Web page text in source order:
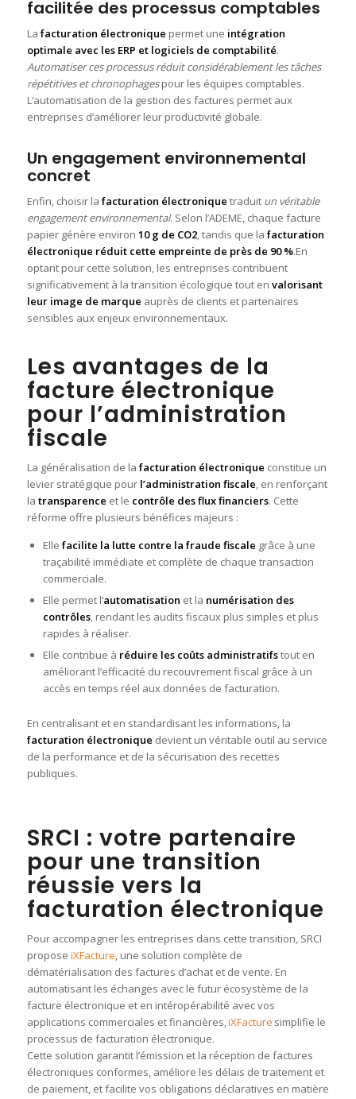
facilitée des processus comptables
La facturation électronique permet une intégration
optimale avec les ERP et logiciels de comptabilité.
Automatiser ces processus réduit considérablement les tâches
répétitives et chronophagespour les équipes comptables.
L’automatisation de la gestion des factures permet aux
entreprises d’améliorer leur productivité globale.
Un engagement environnemental
concret
Enfin, choisir la facturation électronique traduit un véritable
engagement environnemental. Selon l’ADEME, chaque facture
papier génère environ 10 g de CO2, tandis que la facturation
électronique réduit cette empreinte de près de 90 %.En
optant pour cette solution, les entreprises contribuent
significativement à la transition écologique tout en valorisant
leur image de marque auprès de clients et partenaires
sensibles aux enjeux environnementaux.
Les avantages de la
facture électronique
pour l’administration
fiscale
La généralisation de la facturation électronique constitue un
levier stratégique pour l’administration fiscale, en renforçant
la transparence et le contrôle des flux financiers. Cette
réforme offre plusieurs bénéfices majeurs :
Elle facilite la lutte contre la fraude fiscale grâce à une
traçabilité immédiate et complète de chaque transaction
commerciale.
Elle permet l’automatisation et la numérisation des
contrôles, rendant les audits fiscaux plus simples et plus
rapides à réaliser.
Elle contribue à réduire les coûts administratifstout en
améliorant l’efficacité du recouvrement fiscal grâce à un
accès en temps réel aux données de facturation.
En centralisant et en standardisant les informations, la
facturation électronique devient un véritable outil au service
de la performance et de la sécurisation des recettes
publiques.
SRCI : votre partenaire
pour une transition
réussie vers la
facturation électronique
Pour accompagner les entreprises dans cette transition, SRCI
propose iXFacture, une solution complète de
dématérialisation des factures d’achat et de vente. En
automatisant les échanges avec le futur écosystème de la
facture électronique et en intéropérabilité avecvos
applications commerciales et financières,iXFacture simplifie le
processus de facturation électronique.
Cette solution garantit l’émission et la réception de factures
électroniques conformes, améliore les délais de traitement et
de paiement, et facilite vos obligations déclaratives en matière